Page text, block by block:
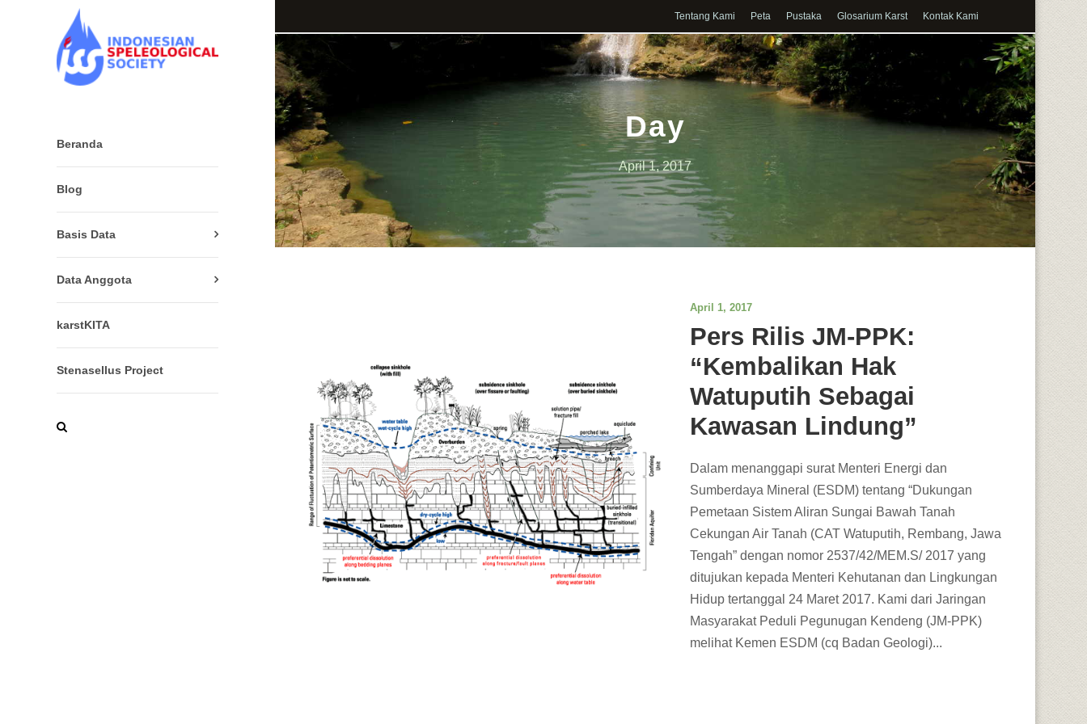
Beranda
Blog
Basis Data
Data Anggota
karstKITA
Stenasellus Project
Tentang Kami Peta Pustaka Glosarium Karst Kontak Kami
Day
April 1, 2017
April 1, 2017
Pers Rilis JM-PPK:
“Kembalikan Hak
Watuputih Sebagai
Kawasan Lindung”
Dalam menanggapi surat Menteri Energi dan
Sumberdaya Mineral (ESDM) tentang “Dukungan
Pemetaan Sistem Aliran Sungai Bawah Tanah
Cekungan Air Tanah (CAT Watuputih, Rembang, Jawa
Tengah” dengan nomor 2537/42/MEM.S/ 2017 yang
ditujukan kepada Menteri Kehutanan dan Lingkungan
Hidup tertanggal 24 Maret 2017. Kami dari Jaringan
Masyarakat Peduli Pegunugan Kendeng (JM-PPK)
melihat Kemen ESDM (cq Badan Geologi)...